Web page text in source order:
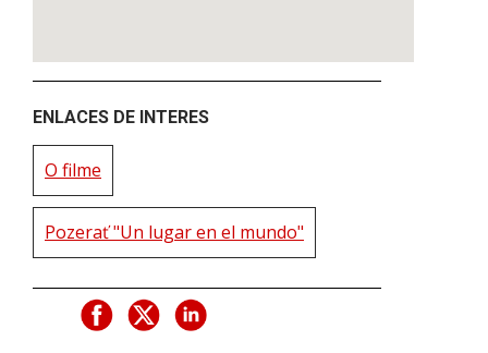
ENLACES DE INTERES
O filme
Pozerať "Un lugar en el mundo"